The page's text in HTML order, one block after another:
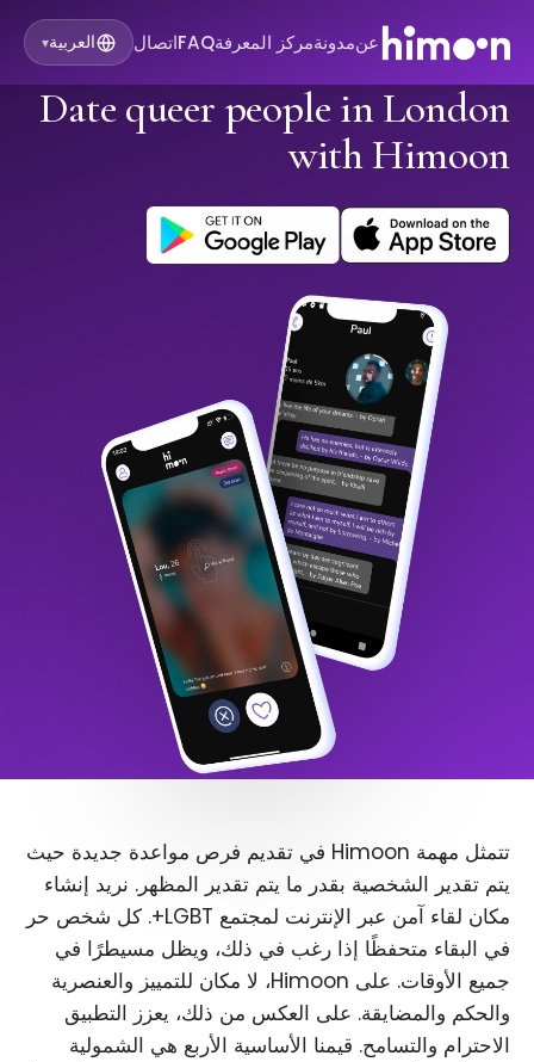
عنمدونةمركز المعرفةFAQاتصال العربية▾
Date queer people in London
with Himoon
تتمثل مهمة Himoon في تقديم فرص مواعدة جديدة حيث
يتم تقدير الشخصية بقدر ما يتم تقدير المظهر. نريد إنشاء
مكان لقاء آمن عبر الإنترنت لمجتمع LGBT+. كل شخص حر
في البقاء متحفظًا إذا رغب في ذلك، ويظل مسيطرًا في
جميع الأوقات. على Himoon، لا مكان للتمييز والعنصرية
والحكم والمضايقة. على العكس من ذلك، يعزز التطبيق
الاحترام والتسامح. قيمنا الأساسية الأربع هي الشمولية